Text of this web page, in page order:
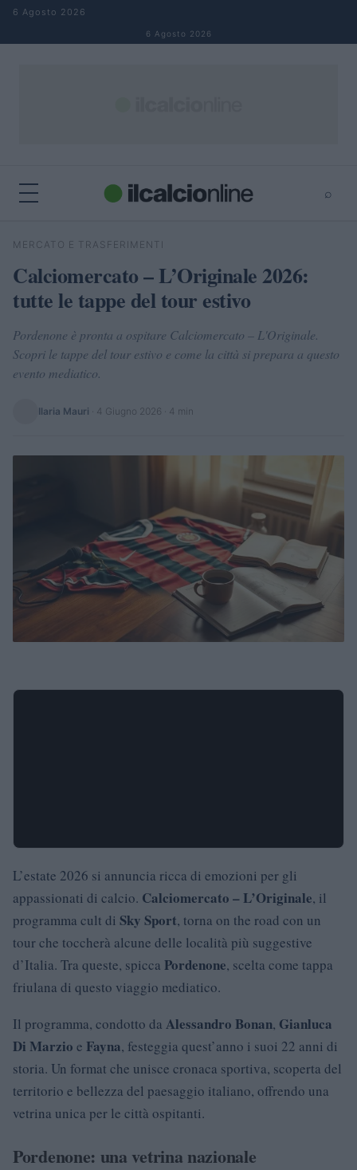
Salta al contenuto
6 Agosto 2026
6 Agosto 2026
⌕
Cerca
MERCATO E TRASFERIMENTI
Calciomercato – L’Originale 2026:
tutte le tappe del tour estivo
Pordenone è pronta a ospitare Calciomercato – L'Originale.
Scopri le tappe del tour estivo e come la città si prepara a questo
evento mediatico.
Ilaria Mauri 4 Giugno 2026 · 4 min
L’estate 2026 si annuncia ricca di emozioni per gli
appassionati di calcio. Calciomercato – L’Originale, il
programma cult di Sky Sport, torna on the road con un
tour che toccherà alcune delle località più suggestive
d’Italia. Tra queste, spicca Pordenone, scelta come tappa
friulana di questo viaggio mediatico.
Il programma, condotto da Alessandro Bonan, Gianluca
Di Marzio e Fayna, festeggia quest’anno i suoi 22 anni di
storia. Un format che unisce cronaca sportiva, scoperta del
territorio e bellezza del paesaggio italiano, offrendo una
vetrina unica per le città ospitanti.
Pordenone: una vetrina nazionale